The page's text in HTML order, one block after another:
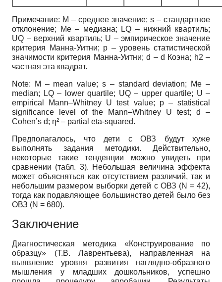
Примечание: М – среднее значение; s – стандартное
отклонение; Me – медиана; LQ – нижний квартиль;
UQ – верхний квартиль; U – эмпирическое значение
критерия Манна-Уитни; p – уровень статистической
значимости критерия Манна-Уитни; d – d Коэна; h2 –
частная эта квадрат.
Note: M – mean value; s – standard deviation; Me –
median; LQ – lower quartile; UQ – upper quartile; U –
empirical Mann–Whitney U test value; p – statistical
significance level of the Mann–Whitney U test; d –
Cohen’s d; η² – partial eta-squared.
Предполагалось, что дети с ОВЗ будут хуже
выполнять задания методики. Действительно,
некоторые такие тенденции можно увидеть при
сравнении (табл. 3). Небольшая величина эффекта
может объясняться как отсутствием различий, так и
небольшим размером выборки детей с ОВЗ (N = 42),
тогда как подавляющее большинство детей было без
ОВЗ (N = 680).
Заключение
Диагностическая методика «Конструирование по
образцу» (Т.В. Лаврентьева), направленная на
выявление уровня развития наглядно-образного
мышления у младших дошкольников, успешно